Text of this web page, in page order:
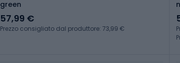
green
57,99 €
Prezzo consigliato dal produttore: 73,99 €